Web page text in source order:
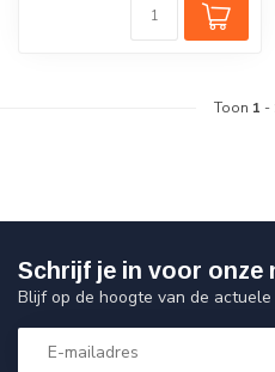
Toon 1 -
Schrijf je in voor onze
Blijf op de hoogte van de